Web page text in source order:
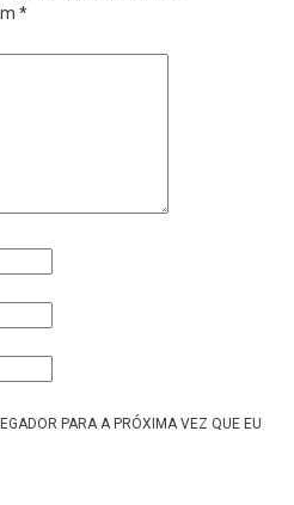
*
PARA A PRÓXIMA VEZ QUE EU